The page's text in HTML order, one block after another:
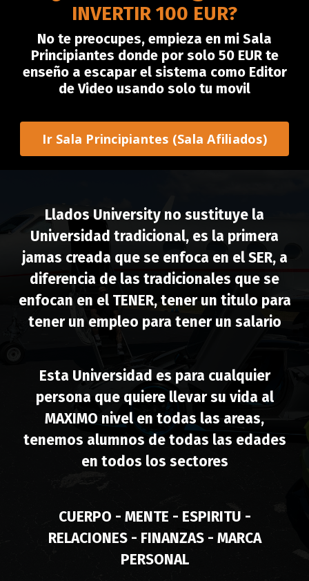
INVERTIR 100 EUR?
No te preocupes, empieza en mi Sala
Principiantes donde por solo 50 EUR te
enseño a escapar el sistema como Editor
de Video usando solo tu movil
Ir Sala Principiantes (Sala Afiliados)
Llados University no sustituye la
Universidad tradicional, es la primera
jamas creada que se enfoca en el SER, a
diferencia de las tradicionales que se
enfocan en el TENER, tener un titulo para
tener un empleo para tener un salario
Esta Universidad es para cualquier
persona que quiere llevar su vida al
MAXIMO nivel en todas las areas,
tenemos alumnos de todas las edades
en todos los sectores
CUERPO - MENTE - ESPIRITU -
RELACIONES - FINANZAS - MARCA
PERSONAL